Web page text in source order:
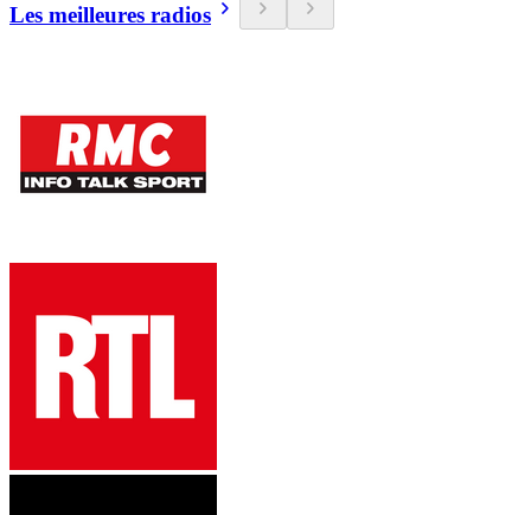
Les meilleures radios